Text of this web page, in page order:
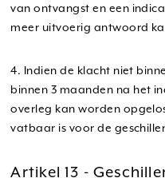
van ontvangst en een
meer uitvoerig antwoord
4. Indien de klacht niet
binnen 3 maanden na het
overleg kan worden
vatbaar is voor de
Artikel 13 -